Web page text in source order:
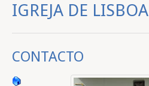
IGREJA DE LISBOA
CONTACTO